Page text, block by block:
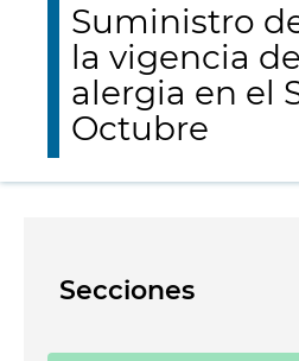
Suministro
la vigencia
alergia en el
Octubre
Secciones